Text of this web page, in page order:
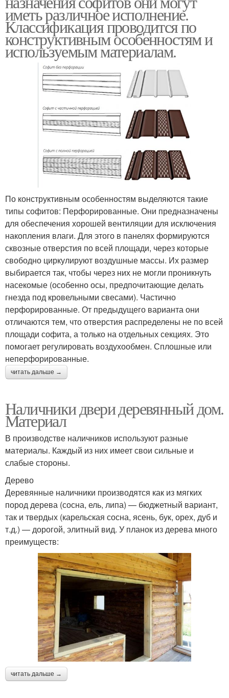
иметь различное исполнение.
Классификация проводится по
конструктивным особенностям и
используемым материалам.
По конструктивным особенностям выделяются такие
типы софитов: Перфорированные. Они предназначены
для обеспечения хорошей вентиляции для исключения
накопления влаги. Для этого в панелях формируются
сквозные отверстия по всей площади, через которые
свободно циркулируют воздушные массы. Их размер
выбирается так, чтобы через них не могли проникнуть
насекомые (особенно осы, предпочитающие делать
гнезда под кровельными свесами). Частично
перфорированные. От предыдущего варианта они
отличаются тем, что отверстия распределены не по всей
площади софита, а только на отдельных секциях. Это
помогает регулировать воздухообмен. Сплошные или
неперфорированные.
читать дальше →
Наличники двери деревянный дом.
Материал
В производстве наличников используют разные
материалы. Каждый из них имеет свои сильные и
слабые стороны.
Дерево
Деревянные наличники производятся как из мягких
пород дерева (сосна, ель, липа) — бюджетный вариант,
так и твердых (карельская сосна, ясень, бук, орех, дуб и
т.д.) — дорогой, элитный вид. У планок из дерева много
преимуществ:
читать дальше →